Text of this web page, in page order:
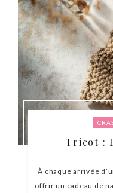
Tricot :
À chaque arrivée
offrir un cadeau de